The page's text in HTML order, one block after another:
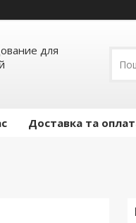
для
Доставка та